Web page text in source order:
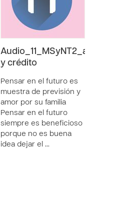
Audio_11_MSyNT2_ahorro
y crédito
Pensar en el futuro es
muestra de previsión y
amor por su familia
Pensar en el futuro
siempre es beneficioso
porque no es buena
idea dejar el …